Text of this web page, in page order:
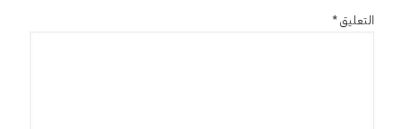
التعليق*